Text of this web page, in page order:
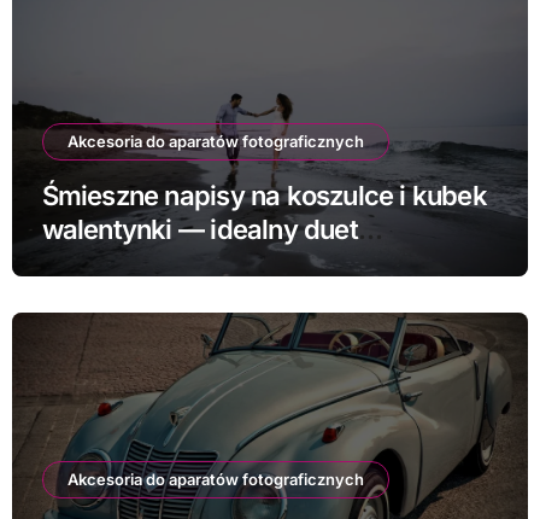
Akcesoria do aparatów fotograficznych
Śmieszne napisy na koszulce i kubek
walentynki — idealny duet
Akcesoria do aparatów fotograficznych